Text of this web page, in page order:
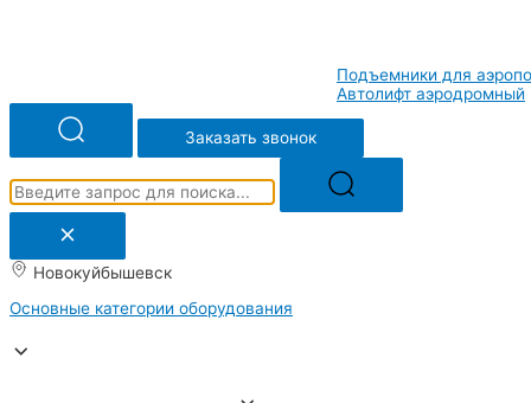
Подъемники для
Автолифт аэродромный
Заказать звонок
Новокуйбышевск
Основные категории оборудования